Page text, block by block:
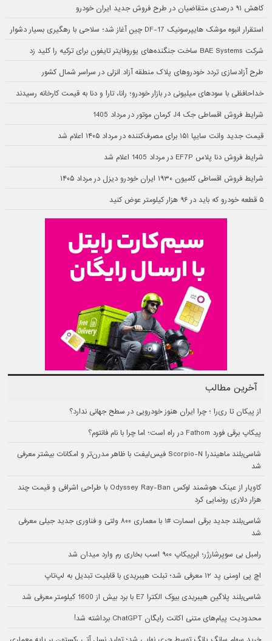
کاهش ۹۱ درصدی متقاضیان در طرح فروش جدید ایران خودرو
استقرار انبوه موشک هایپرسونیک DF-17 چین آغاز شد؛ سلاحی با رهگیری بسیار دشوار
شرکت BAE Systems ساخت جنگنده‌های یوروفایتر تایفون برای ترکیه را کلید زد
طرح آزادسازی تردد خودروهای پلاک منطقه آزاد انزلی در سراسر شمال کشور
خداحافظی با سودهای میلیونی در بازار خودرو؛ رانا، تارا و دنا به قیمت کارخانه رسیدند
شرایط فروش اقساطی جک J4 کرمان موتور در مرداد 1405
قیمت جدید وانت سایپا ۱۵۱ برای مصرف‌کننده در مرداد ۱۴۰۵ اعلام شد
شرایط فروش دنا پلاس EF7P در مرداد 1405 اعلام شد
شرایط فروش اقساطی کامیون ۱۹۳۰ ایران خودرو دیزل در مرداد ۱۴۰۵
۵ قطعه خودرو که باید در ۹۶ هزار کیلومتر عوض کنید
آخرین مطالب
از پیکان تا ری‌را ؛ چرا ایران هنوز خودرویی در سطح جهانی ندارد؟
پیکاپ برقی فورد Fathom در راه است؛ اما چرا با نام فانتوم؟
شاسی‌بلند ماهیندرا Scorpio-N فیس‌لیفت با ظاهر مدرن‌تر و امکانات بیشتر معرفی
شد
کاویار از عینک هوشمند لوکس Odyssey Ray-Ban با طراحی اشرافی و قیمت چند
هزار دلاری رونمایی کرد
شاسی‌بلند جدید برقی اسمارت #۱ با معماری ۸۰۰ ولتی و فناوری جدید جیلی معرفی
شد
رامبل بی سوپرشارژر؛ ابرپیکاپ ۹۰۰ اسب بخاری رم وارد میدان شد
اچ پی اومنی پد ۱۲ معرفی شد؛ تبلت هیبریدی با قابلیت تبدیل به لپ‌تاپ
شاسی‌بلند پلاگین هیبریدی بیوک الکترا E7 با برد بیش از 1600 کیلومتر معرفی شد
محدودیت پیام‌های متنی اکانت رایگان ChatGPT برداشته شد!